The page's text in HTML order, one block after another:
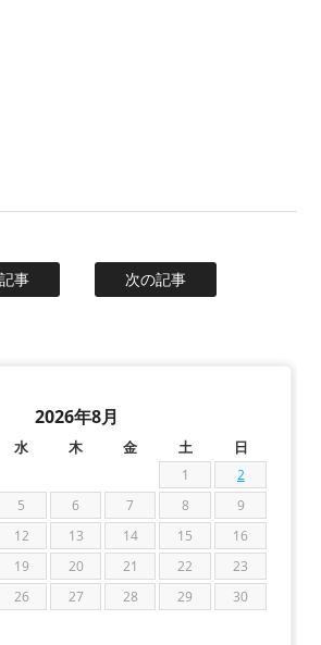
事 次の記事
2026年8月
水 木 金 土 日
1
2
5 6 7 8
9
12 13 14 15
16
19 20 21 22
23
26 27 28 29
30